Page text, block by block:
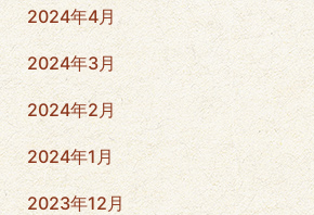
2024年4月
2024年3月
2024年2月
2024年1月
2023年12月